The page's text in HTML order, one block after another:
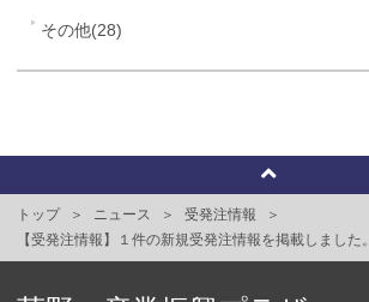
その他(28)
トップ ニュース
受発注情報
【受発注情報】１件の新規受発注情報を掲載しました。